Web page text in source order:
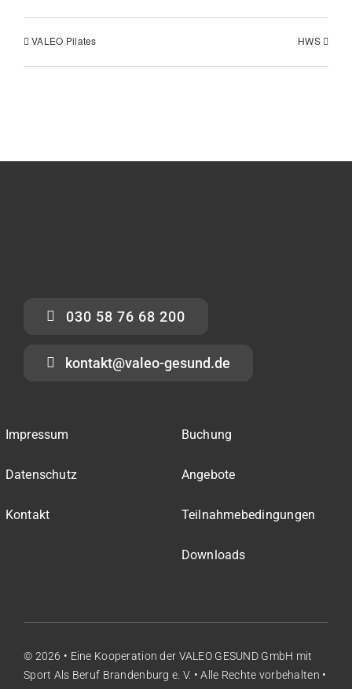
VALEO Pilates HWS
030 58 76 68 200
kontakt@valeo-gesund.de
Impressum
Datenschutz
Kontakt
Buchung
Angebote
Teilnahmebedingungen
Downloads
© 2026 • Eine Kooperation der VALEO GESUND GmbH mit
Sport Als Beruf Brandenburg e. V. • Alle Rechte vorbehalten •